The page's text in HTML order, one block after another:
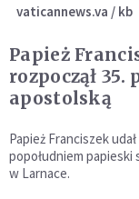
vaticannews.va / kb
Papież
rozpoczął 35.
apostolską
Papież Franciszek
popołudniem
w Larnace.